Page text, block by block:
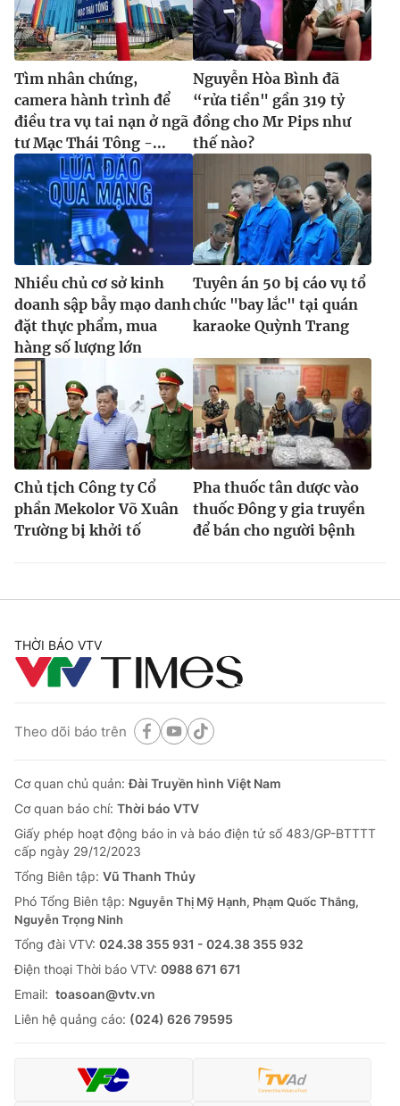
Theo dõi báo trên
Cơ quan chủ quản:Đài Truyền hình Việt Nam
Cơ quan báo chí:Thời báo VTV
Giấy phép hoạt động báo in và báo điện tử số 483/GP-BTTTT
cấp ngày 29/12/2023
Tổng Biên tập:Vũ Thanh Thủy
Phó Tổng Biên tập:
Nguyễn Thị Mỹ Hạnh, Phạm Quốc Thắng,
Nguyễn Trọng Ninh
Tổng đài VTV:024.38 355 931 - 024.38 355 932
Ðiện thoại Thời báo VTV:
Email:
toasoan@vtv.vn
Liên hệ quảng cáo:
024-7300.7108
thuận bằng văn bản. Ghi rõ nguồn VTV.vn khi phát hành lại
thông tin từ website này.
Tìm nhân chứng,
camera hành trình để
điều tra vụ tai nạn ở ngã
tư Mạc Thái Tông -...
Nguyễn Hòa Bình đã
“rửa tiền" gần 319 tỷ
đồng cho Mr Pips như
thế nào?
Nhiều chủ cơ sở kinh
doanh sập bẫy mạo danh
đặt thực phẩm, mua
hàng số lượng lớn
Tuyên án 50 bị cáo vụ tổ
chức "bay lắc" tại quán
karaoke Quỳnh Trang
Chủ tịch Công ty Cổ
phần Mekolor Võ Xuân
Trường bị khởi tố
Pha thuốc tân dược vào
thuốc Đông y gia truyền
để bán cho người bệnh
THỜI BÁO VTV
Theo dõi báo trên
Cơ quan chủ quản:Đài Truyền hình Việt Nam
Cơ quan báo chí: Thời báo VTV
Giấy phép hoạt động báo in và báo điện tử số 483/GP-BTTTT
cấp ngày 29/12/2023
Tổng Biên tập: Vũ Thanh Thủy
Phó Tổng Biên tập: Nguyễn Thị Mỹ Hạnh, Phạm Quốc Thắng,
Nguyễn Trọng Ninh
Tổng đài VTV: 024.38 355 931 - 024.38 355 932
Ðiện thoại Thời báo VTV: 0988 671 671
Email: toasoan@vtv.vn
Liên hệ quảng cáo: (024) 626 79595